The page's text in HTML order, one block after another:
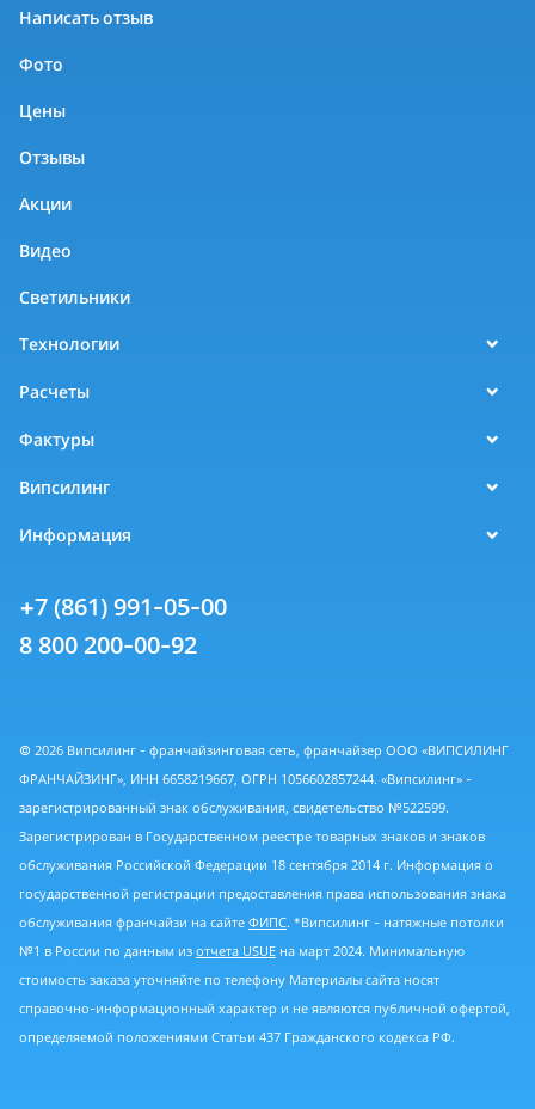
Написать отзыв
Фото
Цены
Отзывы
Акции
Видео
Светильники
Технологии
Расчеты
Фактуры
Випсилинг
Информация
+7 (861) 991-05-00
8 800 200-00-92
© 2026 Випсилинг - франчайзинговая сеть, франчайзер ООО «ВИПСИЛИНГ
ФРАНЧАЙЗИНГ», ИНН 6658219667, ОГРН 1056602857244. «Випсилинг» -
зарегистрированный знак обслуживания, свидетельство №522599.
Зарегистрирован в Государственном реестре товарных знаков и знаков
обслуживания Российской Федерации 18 сентября 2014 г. Информация о
государственной регистрации предоставления права использования знака
обслуживания франчайзи на сайте ФИПС. *Випсилинг - натяжные потолки
№1 в России по данным из отчета USUE на март 2024. Минимальную
стоимость заказа уточняйте по телефону Материалы сайта носят
справочно-информационный характер и не являются публичной офертой,
определяемой положениями Статьи 437 Гражданского кодекса РФ.